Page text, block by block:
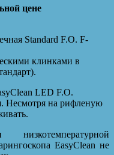
цене
Standard F.O. F-
клинками в
LED F.O.
Несмотря на рифленую
EasyClean не